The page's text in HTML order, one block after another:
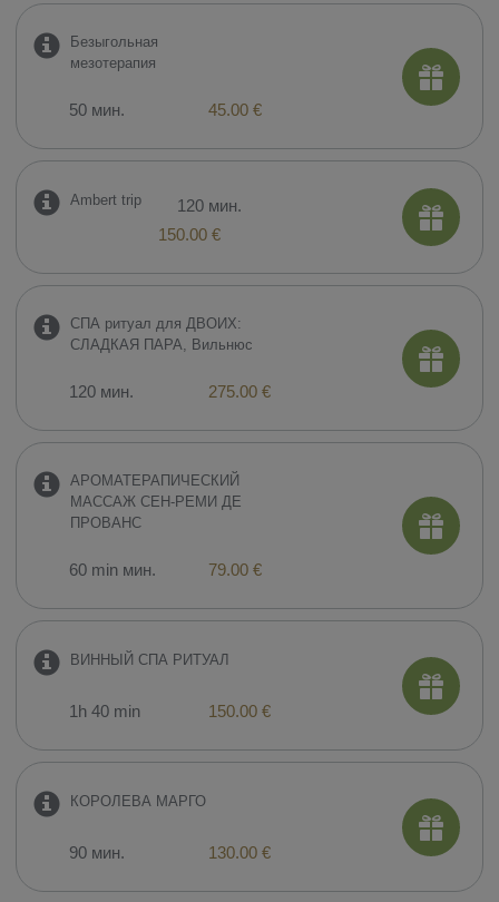
Безыгольная
мезотерапия
50 мин. 45.00 €
Ambert trip
120 мин.
150.00 €
СПА ритуал для ДВОИХ:
СЛАДКАЯ ПАРА, Вильнюс
120 мин. 275.00 €
​АРОМАТЕРАПИЧЕСКИЙ
МАССАЖ СЕН-РЕМИ ДЕ
ПРОВАНС
60 min мин. 79.00 €
ВИННЫЙ СПА РИТУАЛ
1h 40 min 150.00 €
КОРОЛЕВА МАРГО
90 мин. 130.00 €